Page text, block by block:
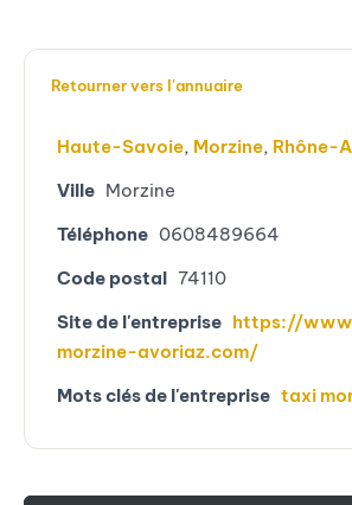
Retourner vers l'annuaire
Haute-Savoie, Morzine, Rhône-
Ville Morzine
Téléphone 0608489664
Code postal 74110
Site de l'entreprise https://
morzine-avoriaz.com/
Mots clés de l'entreprise taxi